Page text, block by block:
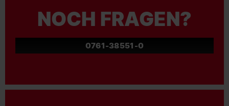
NOCH FRAGEN?
0761-38551-0